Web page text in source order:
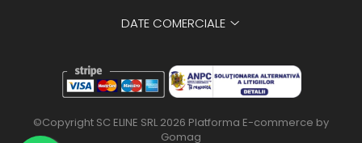
DATE COMERCIALE
©Copyright SC ELINE SRL 2026 Platforma E-commerce by
Gomag